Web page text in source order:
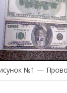
№1 —